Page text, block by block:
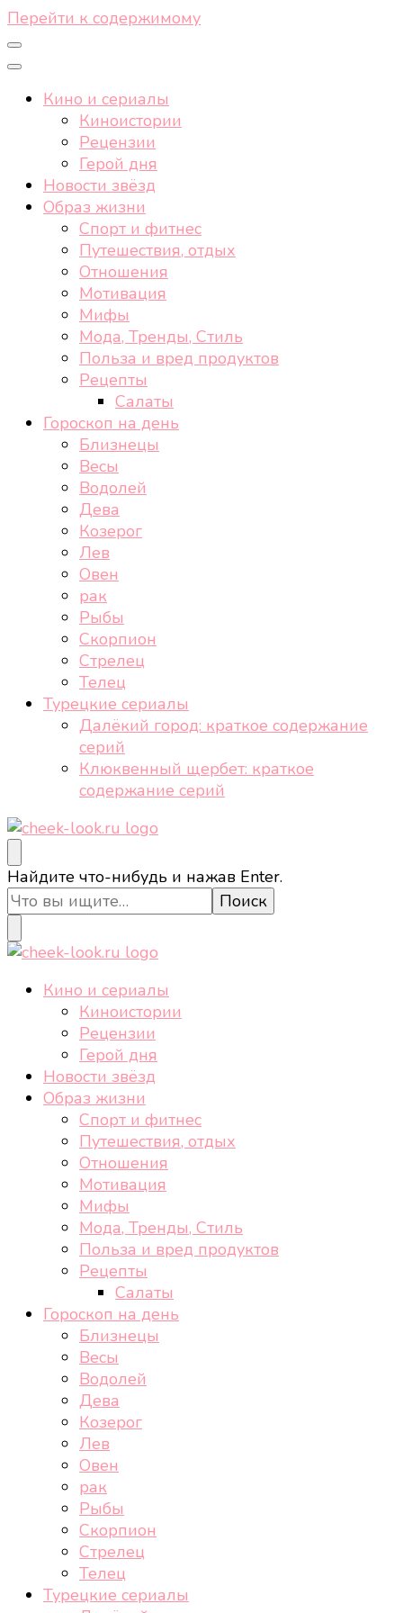
Перейти к содержимому
Кино и сериалы
Киноистории
Рецензии
Герой дня
Новости звёзд
Образ жизни
Спорт и фитнес
Путешествия, отдых
Отношения
Мотивация
Мифы
Мода, Тренды, Стиль
Польза и вред продуктов
Рецепты
Салаты
Гороскоп на день
Близнецы
Весы
Водолей
Дева
Козерог
Лев
Овен
рак
Рыбы
Скорпион
Стрелец
Телец
Турецкие сериалы
Далёкий город: краткое содержание
серий
Клюквенный щербет: краткое
содержание серий
cheek-look.ru
Женский сайт о звездах и кино, а также трендах,
здоровом образе жизни, спорте, стиле, отдыхе и
еде.
Ищите
что-
то?
Найдите что-нибудь и нажав Enter.
cheek-look.ru
Женский сайт о звездах и кино, а также трендах,
здоровом образе жизни, спорте, стиле, отдыхе и
Кино и сериалы
Киноистории
Рецензии
Герой дня
Новости звёзд
Образ жизни
Спорт и фитнес
Путешествия, отдых
Отношения
Мотивация
Мифы
Мода, Тренды, Стиль
Польза и вред продуктов
Рецепты
Салаты
Гороскоп на день
Близнецы
Весы
Водолей
Дева
Козерог
Лев
Овен
рак
Рыбы
Скорпион
Стрелец
Телец
Турецкие сериалы